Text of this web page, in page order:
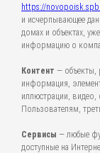
https://
и исчерпывающее
домах и объектах,
информацию о
Контент — объекты,
информация,
иллюстрации,
Пользователям,
Сервисы — любые
доступные на